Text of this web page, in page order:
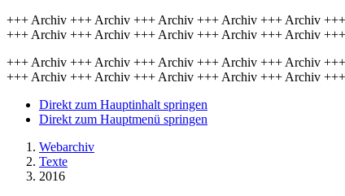
+++ Archiv +++ Archiv +++ Archiv +++ Archiv +++ Archiv
+++ Archiv +++ Archiv +++ Archiv +++ Archiv +++ Archiv
+++ Archiv +++ Archiv +++ Archiv +++ Archiv +++ Archiv
+++ Archiv +++ Archiv +++ Archiv +++ Archiv +++ Archiv
Direkt zum Hauptinhalt springen
Direkt zum Hauptmenü springen
Webarchiv
Texte
2016